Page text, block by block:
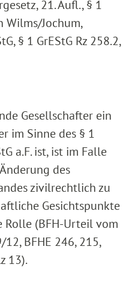
21. Aufl., § 1
Wilms/Jochum,
§ 1 GrEStG Rz 258.2,
Gesellschafter ein
im Sinne des § 1
a.F. ist, ist im Falle
des
zivilrechtlich zu
Gesichtspunkte
Rolle (BFH-Urteil vom
BFHE 246, 215,
13).